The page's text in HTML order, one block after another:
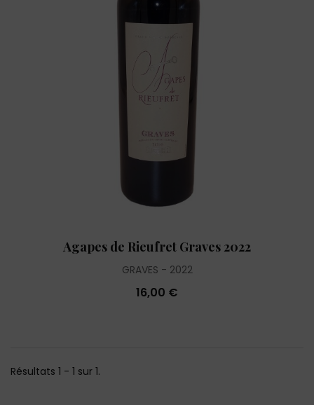
Agapes de Rieufret Graves 2022
GRAVES 2022
16,00 €
Résultats 1 - 1 sur 1.